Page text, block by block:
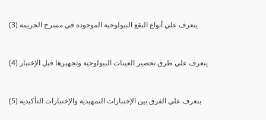
(3) يتعرف علي أنواع البقع البيولوجية الموجودة في مسرح الجريمة
(4) يتعرف علي طرق تحضير العينات البيولوجية وتجهيزها قبل الإختبار
(5) يتعرف علي الفرق بين الإختبارات التمهيدية والإختبارات التأكيدية